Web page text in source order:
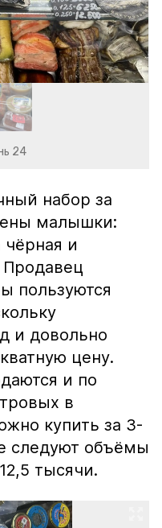
24
набор за
малышки:
и
Продавец
пользуются
и довольно
цену.
и по
в
купить за 3-
следуют объёмы
тысячи.